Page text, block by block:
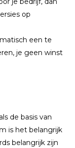
op
een te
je geen winst
de basis van
is het belangrijk
belangrijk zijn